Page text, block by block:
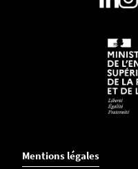
Mentions légales